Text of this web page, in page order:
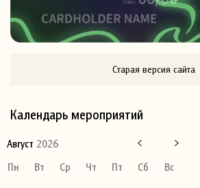
Старая версия сайта
Календарь мероприятий
Август 2026
Пн
Вт Ср Чт Пт Сб
Вс